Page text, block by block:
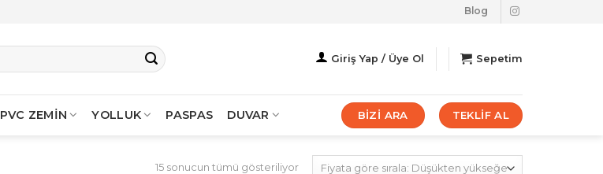
Blog
Giriş Yap / Üye Ol Sepetim
PVC ZEMİN YOLLUK PASPAS DUVAR BİZİ ARA TEKLİF AL
15 sonucun tümü gösteriliyorFiyata